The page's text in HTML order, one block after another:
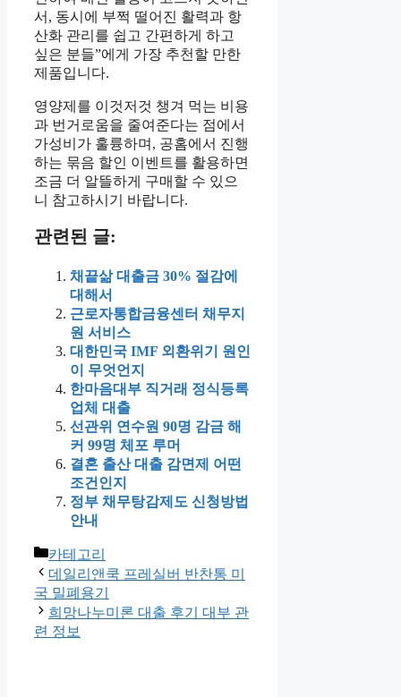
서, 동시에 부쩍 떨어진 활력과 항
산화 관리를 쉽고 간편하게 하고
싶은 분들”에게 가장 추천할 만한
제품입니다.
영양제를 이것저것 챙겨 먹는 비용
과 번거로움을 줄여준다는 점에서
가성비가 훌륭하며, 공홈에서 진행
하는 묶음 할인 이벤트를 활용하면
조금 더 알뜰하게 구매할 수 있으
니 참고하시기 바랍니다.
관련된 글:
채끝삶 대출금 30% 절감에
대해서
근로자통합금융센터 채무지
원 서비스
대한민국 IMF 외환위기 원인
이 무엇언지
한마음대부 직거래 정식등록
업체 대출
선관위 연수원 90명 감금 해
커 99명 체포 루머
결혼 출산 대출 감면제 어떤
조건인지
정부 채무탕감제도 신청방법
안내
카
테
고
리
카테고리
데일리앤쿡 프레실버 반찬통 미
국 밀폐용기
희망나누미론 대출 후기 대부 관
련 정보